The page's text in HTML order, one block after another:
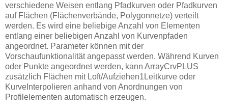
verschiedene Weisen entlang Pfadkurven oder Pfadkurven
auf Flächen (Flächenverbände, Polygonnetze) verteilt
werden. Es wird eine beliebige Anzahl von Elementen
entlang einer beliebigen Anzahl von Kurvenpfaden
angeordnet. Parameter können mit der
Vorschaufunktionalität angepasst werden. Während Kurven
oder Punkte angeordnet werden, kann ArrayCrvPLUS
zusätzlich Flächen mit Loft/Aufziehen1Leitkurve oder
KurveInterpolieren anhand von Anordnungen von
Profilelementen automatisch erzeugen.